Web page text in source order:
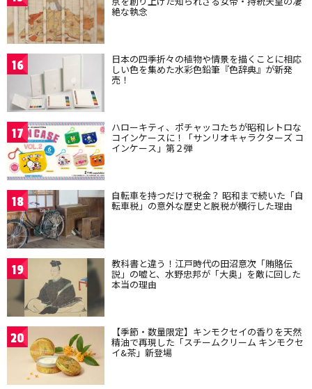
絶な執念
16 日本の四季折々の植物や情景を描くことに相応
しい色を集めた水彩色鉛筆『色辞典』が新発
売！
17 ハローキティ、ポチャッコたちが昭和レトロな
コインケースに！「サンリオキャラクターズ コ
インケース」第２弾
18 自転車を持つだけで税金？ 昭和まで続いた「自
転車税」の意外な歴史と脱税が横行した理由
19 教科書と違う！江戸時代の田沼意次「賄賂伝
説」の嘘と、水野忠邦が「大奥」を敵に回した
本当の理由
20 【季節・数量限定】キンモクセイの香りを天然
精油で再現した「スチームクリーム キンモクセ
イ&茶」新登場